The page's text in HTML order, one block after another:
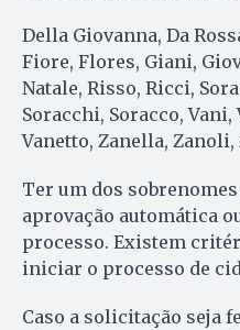
Della Giovanna, Da
Fiore, Flores, Giani,
Natale, Risso, Ricci,
Soracchi, Soracco,
Vanetto, Zanella, Zanoli,
Ter um dos
aprovação automática
processo. Existem
iniciar o processo de
Caso a solicitação seja